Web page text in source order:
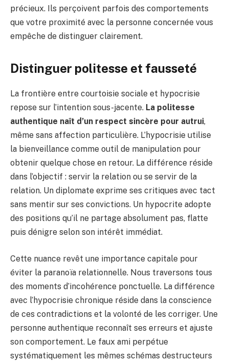
précieux. Ils perçoivent parfois des comportements
que votre proximité avec la personne concernée vous
empêche de distinguer clairement.
Distinguer politesse et fausseté
La frontière entre courtoisie sociale et hypocrisie
repose sur l’intention sous-jacente. La politesse
authentique naît d’un respect sincère pour autrui,
même sans affection particulière. L’hypocrisie utilise
la bienveillance comme outil de manipulation pour
obtenir quelque chose en retour. La différence réside
dans l’objectif : servir la relation ou se servir de la
relation. Un diplomate exprime ses critiques avec tact
sans mentir sur ses convictions. Un hypocrite adopte
des positions qu’il ne partage absolument pas, flatte
puis dénigre selon son intérêt immédiat.
Cette nuance revêt une importance capitale pour
éviter la paranoïa relationnelle. Nous traversons tous
des moments d’incohérence ponctuelle. La différence
avec l’hypocrisie chronique réside dans la conscience
de ces contradictions et la volonté de les corriger. Une
personne authentique reconnaît ses erreurs et ajuste
son comportement. Le faux ami perpétue
systématiquement les mêmes schémas destructeurs